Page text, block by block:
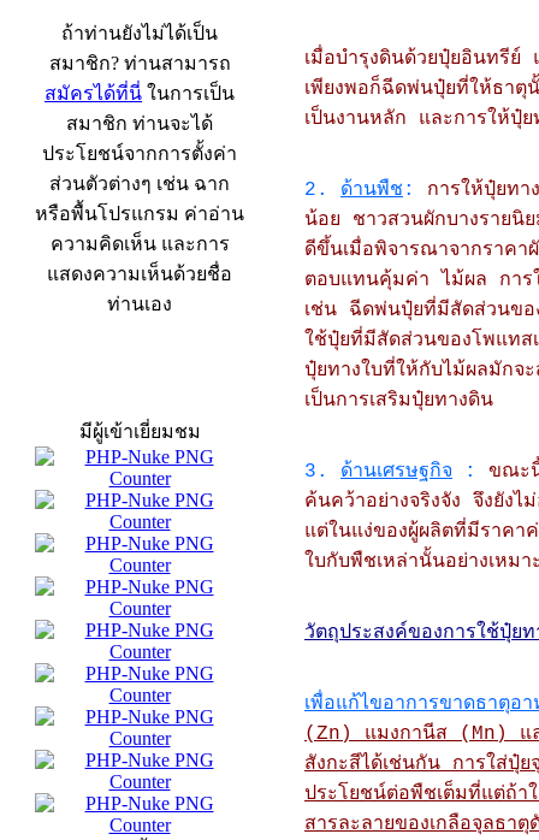
ถ้าท่านยังไม่ได้เป็น
สมาชิก? ท่านสามารถ
สมัครได้ที่นี่ ในการเป็น
สมาชิก ท่านจะได้
ประโยชน์จากการตั้งค่า
ส่วนตัวต่างๆ เช่น ฉาก
หรือพื้นโปรแกรม ค่าอ่าน
ความคิดเห็น และการ
แสดงความเห็นด้วยชื่อ
ท่านเอง
มีผู้เข้าเยี่ยมชม
เมื่อบำรุงดินด้วยปุ๋ยอินทรีย์
เพียงพอก็ฉีดพ่นปุ๋ยที่ให้ธาตุ
เป็นงานหลัก และการให้ปุ๋ย
2. ด้านพืช :
การให้ปุ๋ยท
น้อย
ชาวสวนผักบางรายนิ
ดีขึ้นเมื่อพิจารณาจากราค
ตอบแทนคุ้มค่า
ไม้ผล การ
เช่น ฉีดพ่นปุ๋ยที่มีสัดส่วนขอ
ใช้ปุ๋ยที่มีสัดส่วนของโพแท
ปุ๋ยทางใบที่ให้กับไม้ผลมักจ
เป็นการเสริมปุ๋ยทางดิน
3. ด้านเศรษฐกิจ : ขณะ
ค้นคว้าอย่างจริงจัง จึงยังไ
แต่ในแง่ของผู้ผลิตที่มีราคา
ใบกับพืชเหล่านั้นอย่างเหม
วัตถุประสงค์ของการใช้ปุ๋ยท
เพื่อแก้ไขอาการขาดธาตุอา
(Zn) แมงกานีส (Mn) แล
สังกะสีได้เช่นกัน การใส่ปุ๋
ประโยชน์ต่อพืชเต็มที่แต่ถ้า
สารละลายของเกลือจุลธา